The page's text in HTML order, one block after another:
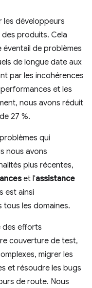
les développeurs
produits. Cela
de problèmes
de longue date aux
par les incohérences
et les
nous avons réduit
27 %.
qui
nous avons
plus récentes,
et l'assistance
est ainsi
tous les domaines.
des efforts
couverture de test,
migrer les
et résoudre les bugs
de route. Nous